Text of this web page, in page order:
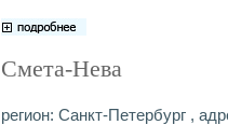
Смета-Нева
регион: Санкт-Петербург ,